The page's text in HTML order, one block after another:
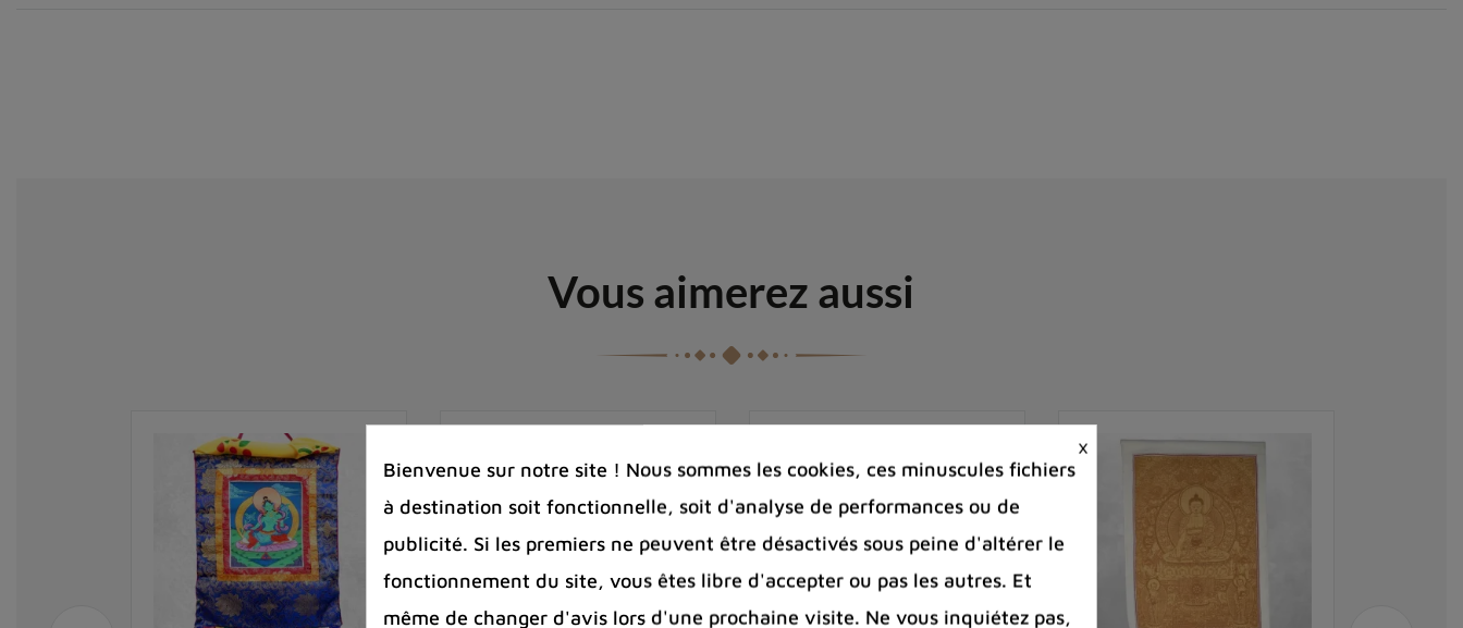
Vous aimerez aussi
×
Bienvenue sur notre site ! Nous sommes les cookies, ces minuscules fichiers
à destination soit fonctionnelle, soit d'analyse de performances ou de
publicité. Si les premiers ne peuvent être désactivés sous peine d'altérer le
fonctionnement du site, vous êtes libre d'accepter ou pas les autres. Et
même de changer d'avis lors d'une prochaine visite. Ne vous inquiétez pas,